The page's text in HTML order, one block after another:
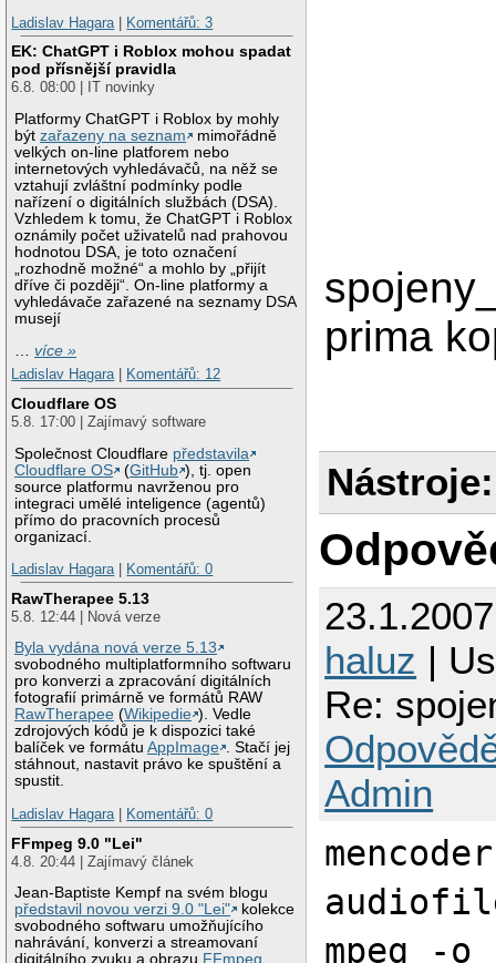
Ladislav Hagara
Komentářů: 3
EK: ChatGPT i Roblox mohou spadat
pod přísnější pravidla
6.8. 08:00 | IT novinky
Platformy ChatGPT i Roblox by mohly
býtzařazeny na seznam
mimořádně
velkých on-line platforem nebo
internetových vyhledávačů, na něž se
vztahují zvláštní podmínky podle
nařízení o digitálních službách (DSA).
Vzhledem k tomu, že ChatGPT i Roblox
oznámily počet uživatelů nad prahovou
hodnotou DSA, je toto označení
„rozhodně možné“ a mohlo by „přijít
dříve či později“. On-line platformy a
vyhledávače zařazené na seznamy DSA
musejí
…více »
Ladislav Hagara| Komentářů: 12
Cloudflare OS
5.8. 17:00 | Zajímavý software
Společnost Cloudflare představila
Cloudflare OS
(GitHub ), tj. open
source platformu navrženou pro
integraci umělé inteligence (agentů)
přímo do pracovních procesů
organizací.
Ladislav Hagara| Komentářů: 0
RawTherapee 5.13
5.8. 12:44 | Nová verze
Byla vydána nová verze 5.13
svobodného multiplatformního softwaru
pro konverzi a zpracování digitálních
fotografií primárně ve formátů RAW
RawTherapee (Wikipedie ). Vedle
zdrojových kódů je k dispozici také
balíček ve formátuAppImage . Stačí jej
stáhnout, nastavit právo ke spuštění a
spustit.
Ladislav Hagara| Komentářů: 0
FFmpeg 9.0 "Lei"
4.8. 20:44 | Zajímavý článek
Jean-Baptiste Kempf na svém blogu
představil novou verzi 9.0 "Lei"
kolekce
svobodného softwaru umožňujícího
nahrávání, konverzi a streamovaní
digitálního zvuku a obrazu FFmpeg
prima
Nástroje:
haluz |
Re:
Admin
mpeg -o